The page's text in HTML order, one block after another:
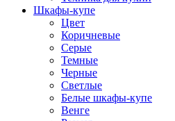
Шкафы-купе
Цвет
Коричневые
Серые
Темные
Черные
Светлые
Белые шкафы-купе
Венге